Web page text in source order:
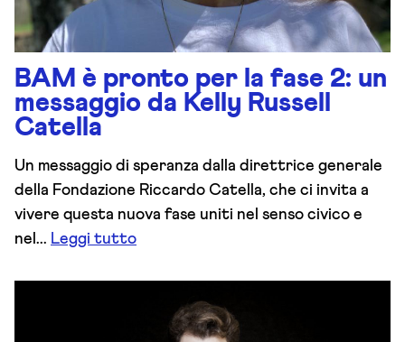
BAM è pronto per la fase 2: un
messaggio da Kelly Russell
Catella
Un messaggio di speranza dalla direttrice generale
della Fondazione Riccardo Catella, che ci invita a
vivere questa nuova fase uniti nel senso civico e
nel... Leggi tutto